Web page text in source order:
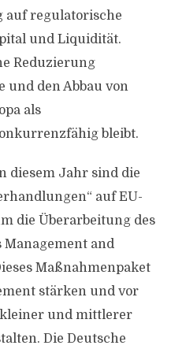
auf regulatorische
und Liquidität.
Reduzierung
und den Abbau von
als
bleibt.
diesem Jahr sind die
auf EU-
die Überarbeitung des
Management and
Maßnahmenpaket
stärken und vor
und mittlerer
Die Deutsche